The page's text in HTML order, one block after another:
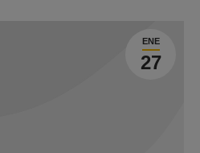
ENE
27